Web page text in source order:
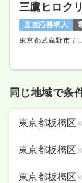
三鷹ヒロク
直接応募求人
東京都武蔵野市 /
同じ地域で条
東京都板橋区 ×
東京都板橋区 ×
東京都板橋区